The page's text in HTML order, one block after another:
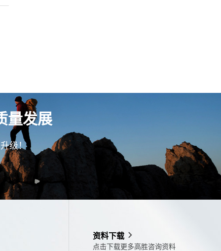
量发展
级！
资料下载
点击下载更多高胜咨询资料